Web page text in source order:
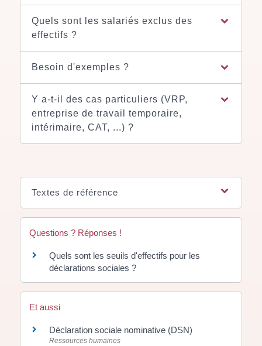
Quels sont les salariés exclus des
effectifs ?
Besoin d'exemples ?
Y a-t-il des cas particuliers (VRP,
entreprise de travail temporaire,
intérimaire, CAT, ...) ?
Textes de référence
Questions ? Réponses !
Quels sont les seuils d'effectifs pour les
déclarations sociales ?
Et aussi
Déclaration sociale nominative (DSN)
Ressources humaines